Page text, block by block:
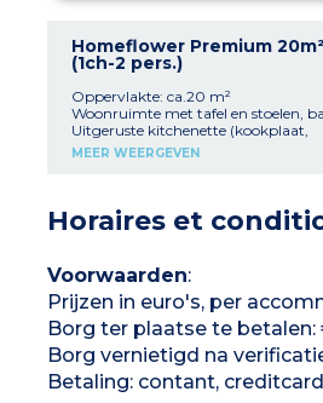
Homeflower Premium
(1ch-2 pers.)
Oppervlakte: ca.20 m²
Woonruimte met tafel en stoelen,
Uitgeruste kitchenette (kookplaat,
koelkast/vriezer, magnetron,
(160x200)
Badkamer met douche, wastafel
Airconditioning
Overdekt terras 8m² met
Maximale capaciteit: 2 personen,
baby/kind
Opmerking
- Lakens en handdoeken inbegrepen
zijn niet opgemaakt bij aankomst)
MEER WEERGEVEN
Horaires et
Voorwaarden:
Prijzen in euro's, per
Borg ter plaatse te betalen:
Borg vernietigd na
Betaling: contant,